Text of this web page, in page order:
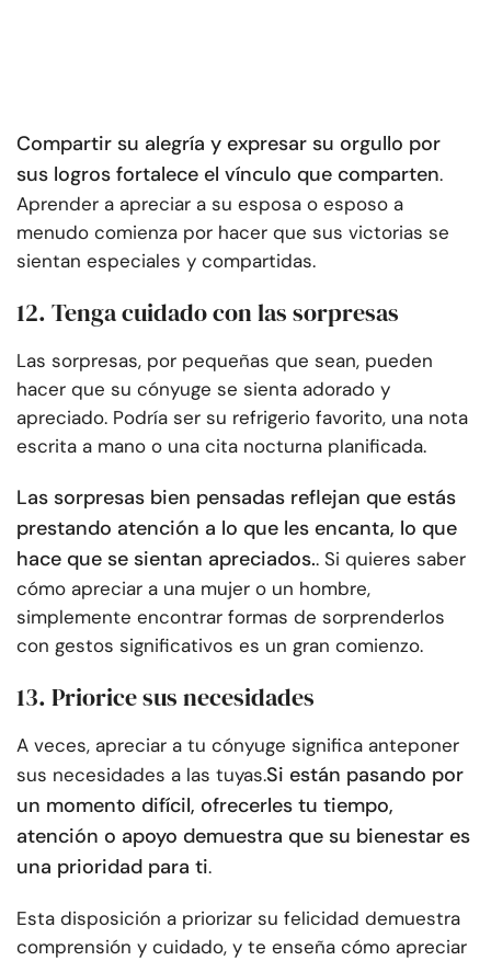
Compartir su alegría y expresar su orgullo por
sus logros fortalece el vínculo que comparten.
Aprender a apreciar a su esposa o esposo a
menudo comienza por hacer que sus victorias se
sientan especiales y compartidas.
12. Tenga cuidado con las sorpresas
Las sorpresas, por pequeñas que sean, pueden
hacer que su cónyuge se sienta adorado y
apreciado. Podría ser su refrigerio favorito, una nota
escrita a mano o una cita nocturna planificada.
Las sorpresas bien pensadas reflejan que estás
prestando atención a lo que les encanta, lo que
hace que se sientan apreciados.. Si quieres saber
cómo apreciar a una mujer o un hombre,
simplemente encontrar formas de sorprenderlos
con gestos significativos es un gran comienzo.
13. Priorice sus necesidades
A veces, apreciar a tu cónyuge significa anteponer
sus necesidades a las tuyas.Si están pasando por
un momento difícil, ofrecerles tu tiempo,
atención o apoyo demuestra que su bienestar es
una prioridad para ti.
Esta disposición a priorizar su felicidad demuestra
comprensión y cuidado, y te enseña cómo apreciar